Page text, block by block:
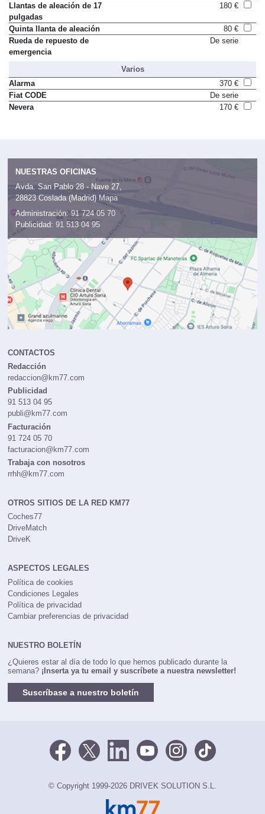
Llantas de aleación de 17
pulgadas
180 €
Quinta llanta de aleación
80 €
Rueda de repuesto de
emergencia
De serie
Varios
Alarma
370 €
Fiat CODE
De serie
Nevera
170 €
NUESTRAS OFICINAS
Avda. San Pablo 28 - Nave 27,
28823 Coslada (Madrid) Mapa
Administración: 91 724 05 70
Publicidad: 91 513 04 95
CONTACTOS
Redacción
redaccion@km77.com
Publicidad
91 513 04 95
publi@km77.com
Facturación
91 724 05 70
facturacion@km77.com
Trabaja con nosotros
rrhh@km77.com
OTROS SITIOS DE LA RED KM77
Coches77
DriveMatch
DriveK
ASPECTOS LEGALES
Política de cookies
Condiciones Legales
Política de privacidad
Cambiar preferencias de privacidad
NUESTRO BOLETÍN
¿Quieres estar al día de todo lo que hemos publicado durante la
semana? ¡Inserta ya tu email y suscríbete a nuestra newsletter!
Suscríbase a nuestro boletín
© Copyright 1999-2026 DRIVEK SOLUTION S.L.